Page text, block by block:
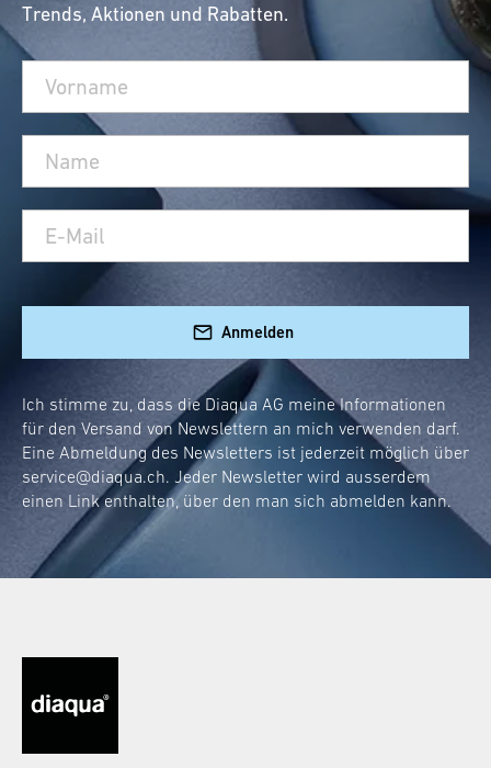
Trends, Aktionen und Rabatten.
Anmelden
Ich stimme zu, dass die Diaqua AG meine Informationen
für den Versand von Newslettern an mich verwenden darf.
Eine Abmeldung des Newsletters ist jederzeit möglich über
service@diaqua.ch. Jeder Newsletter wird ausserdem
einen Link enthalten, über den man sich abmelden kann.